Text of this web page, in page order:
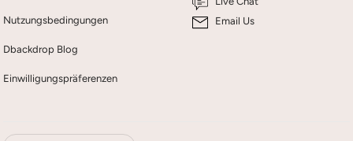
Nutzungsbedingungen
Dbackdrop Blog
Einwilligungspräferenzen
Email Us